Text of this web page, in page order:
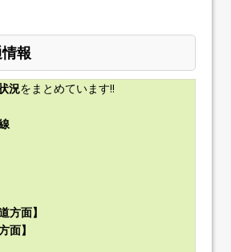
情報
況をまとめています!!
方面】
面】